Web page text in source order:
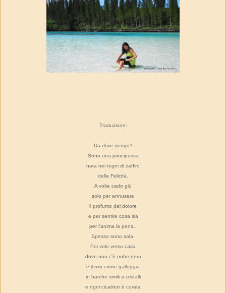
Traduzione:
Da dove vengo?
Sono una principessa
nata nei regni di zaffiro
della Felicità.
A volte cado giù
solo per annusare
il profumo del dolore
e per sentire cosa sia
per l'anima la pena.
Spesso sono sola.
Poi volo verso casa
dove non c'è nube nera
e il mio cuore galleggia
in barche simili a cristalli
e ogni cicatrice è curata